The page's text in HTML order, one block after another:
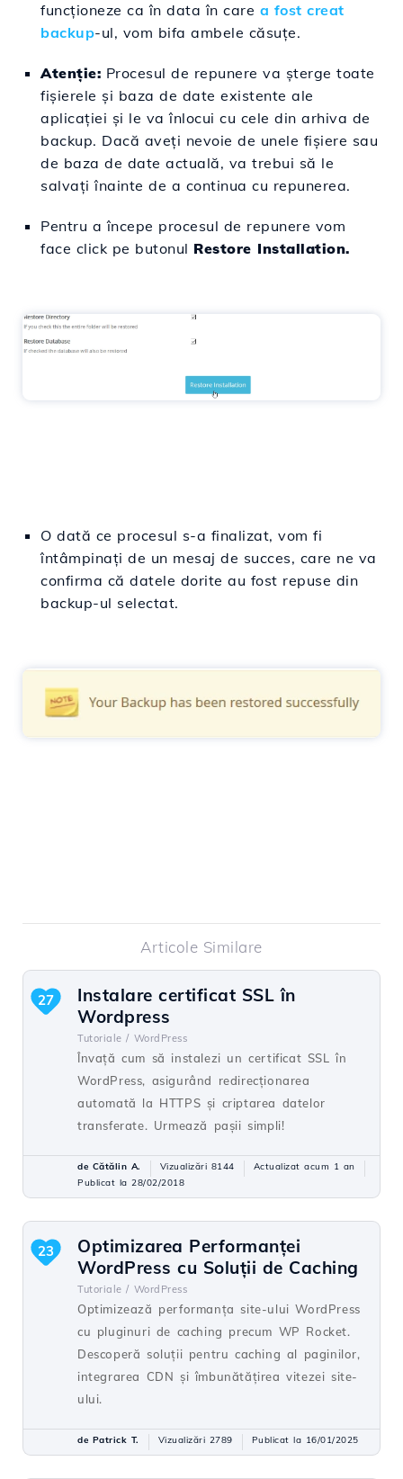
funcționeze ca în data în care a fost creat
backup-ul, vom bifa ambele căsuțe.
Atenție: Procesul de repunere va șterge toate
fișierele și baza de date existente ale
aplicației și le va înlocui cu cele din arhiva de
backup. Dacă aveți nevoie de unele fișiere sau
de baza de date actuală, va trebui să le
salvați înainte de a continua cu repunerea.
Pentru a începe procesul de repunere vom
face click pe butonul Restore Installation.
O dată ce procesul s-a finalizat, vom fi
întâmpinați de un mesaj de succes, care ne va
confirma că datele dorite au fost repuse din
backup-ul selectat.
Articole Similare
Instalare certificat SSL în
Wordpress
Tutoriale / WordPress
Învață cum să instalezi un certificat SSL în
WordPress, asigurând redirecționarea
automată la HTTPS și criptarea datelor
transferate. Urmează pașii simpli!
27
de Cătălin A. Vizualizări 8144
Actualizat acum 1 an
Publicat la 28/02/2018
Optimizarea Performanței
WordPress cu Soluții de Caching
Tutoriale / WordPress
Optimizează performanța site-ului WordPress
cu pluginuri de caching precum WP Rocket.
Descoperă soluții pentru caching al paginilor,
integrarea CDN și îmbunătățirea vitezei site-
ului.
23
de Patrick T. Vizualizări 2789 Publicat la 16/01/2025